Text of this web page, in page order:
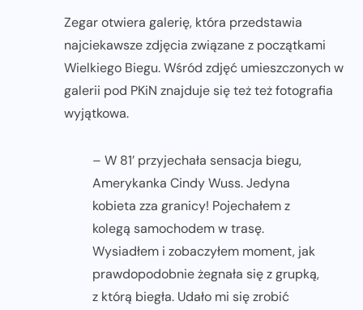
Zegar otwiera galerię, która przedstawia
najciekawsze zdjęcia związane z początkami
Wielkiego Biegu. Wśród zdjęć umieszczonych w
galerii pod PKiN znajduje się też też fotografia
wyjątkowa.
– W 81’ przyjechała sensacja biegu,
Amerykanka Cindy Wuss. Jedyna
kobieta zza granicy! Pojechałem z
kolegą samochodem w trasę.
Wysiadłem i zobaczyłem moment, jak
prawdopodobnie żegnała się z grupką,
z którą biegła. Udało mi się zrobić